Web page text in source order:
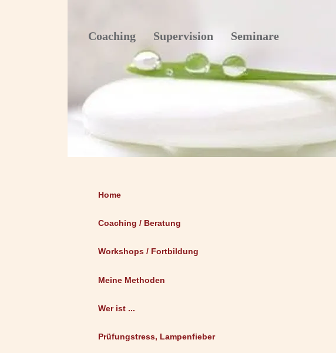
Coaching Supervision Seminare
Home
Coaching / Beratung
Workshops / Fortbildung
Meine Methoden
Wer ist ...
Prüfungstress, Lampenfieber